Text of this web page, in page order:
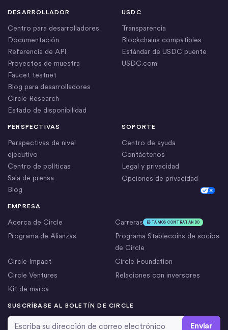
DESARROLLADOR
Centro para desarrolladores
Documentación
Referencia de API
Proyectos de muestra
Faucet testnet
Blog para desarrolladores
Circle Research
Estado de disponibilidad
EMPRESA
Acerca de Circle Carreras ESTAMOS CONTRATANDO
Programa de Alianzas
Programa Stablecoins de socios
de Circle
Circle Impact
Circle Foundation
Circle Ventures
Relaciones con inversores
Kit de marca
USDC
Transparencia
Blockchains compatibles
Estándar de USDC puente
USDC.com
PERSPECTIVAS
Perspectivas de nivel
ejecutivo
Centro de políticas
Sala de prensa
Blog
SOPORTE
Centro de ayuda
Contáctenos
Legal y privacidad
Opciones de privacidad
SUSCRÍBASE AL BOLETÍN DE CIRCLE
Dirección de correo electrónico